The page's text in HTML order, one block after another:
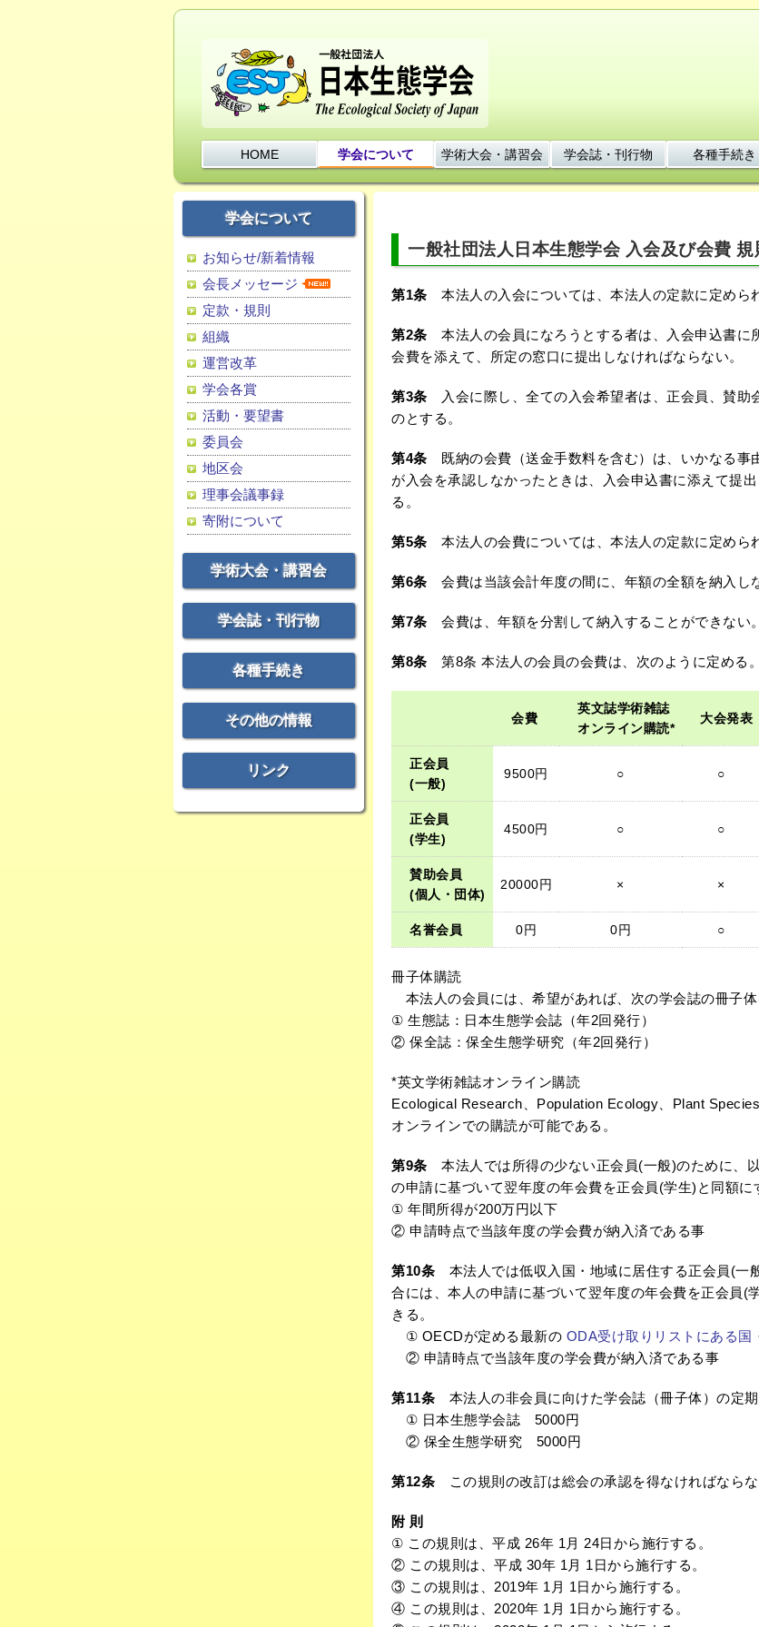
HOME 学会について 学術大会・講習会 学会誌・刊行物 各種手続き
学会について
お知らせ/新着情報
会長メッセージ
定款・規則
組織
運営改革
学会各賞
活動・要望書
委員会
地区会
理事会議事録
寄附について
学術大会・講習会
学会誌・刊行物
各種手続き
その他の情報
リンク
一般社団法人日本生態学会 入会及び会費 規
第1条 本法人の入会については、本法人の定款に定めら
第2条 本法人の会員になろうとする者は、入会申込書に
会費を添えて、所定の窓口に提出しなければならない。
第3条 入会に際し、全ての入会希望者は、正会員、賛助
のとする。
第4条 既納の会費（送金手数料を含む）は、いかなる事
が入会を承認しなかったときは、入会申込書に添えて提
る。
第5条 本法人の会費については、本法人の定款に定めら
第6条 会費は当該会計年度の間に、年額の全額を納入し
第7条 会費は、年額を分割して納入することができない。
第8条 第8条 本法人の会員の会費は、次のように定める。
会費
英文誌学術雑誌
オンライン購読*
大会発表
正会員
(一般)
9500円 ○ ○
正会員
(学生)
4500円 ○ ○
賛助会員
(個人・団体)
20000円 × ×
名誉会員 0円 0円 ○
冊子体購読
本法人の会員には、希望があれば、次の学会誌の冊子体
① 生態誌：日本生態学会誌（年2回発行）
② 保全誌：保全生態学研究（年2回発行）
*英文学術雑誌オンライン購読
Ecological Research、Population Ecology、Plant
オンラインでの購読が可能である。
第9条 本法人では所得の少ない正会員(一般)のために、
の申請に基づいて翌年度の年会費を正会員(学生)と同額に
① 年間所得が200万円以下
② 申請時点で当該年度の学会費が納入済である事
第10条 本法人では低収入国・地域に居住する正会員(一
合には、本人の申請に基づいて翌年度の年会費を正会員(
きる。
① OECDが定める最新の ODA受け取りリストにある国
② 申請時点で当該年度の学会費が納入済である事
第11条 本法人の非会員に向けた学会誌（冊子体）の定
① 日本生態学会誌 5000円
② 保全生態学研究 5000円
第12条 この規則の改訂は総会の承認を得なければならな
附 則
① この規則は、平成 26年 1月 24日から施行する。
② この規則は、平成 30年 1月 1日から施行する。
③ この規則は、2019年 1月 1日から施行する。
④ この規則は、2020年 1月 1日から施行する。